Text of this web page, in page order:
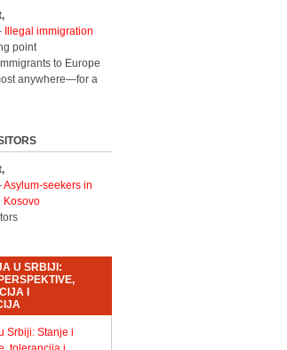
Illegal immigration
point
to Europe
anywhere—for a
Asylum-seekers in
Kosovo
U SRBIJI:
I
Srbiji: Stanje i